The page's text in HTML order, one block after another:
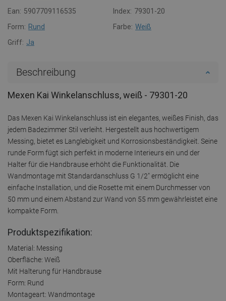
Ean: 5907709116535 Index: 79301-20
Form: Rund Farbe: Weiß
Griff: Ja
Beschreibung
Mexen Kai Winkelanschluss, weiß - 79301-20
Das Mexen Kai Winkelanschluss ist ein elegantes, weißes Finish, das
jedem Badezimmer Stil verleiht. Hergestellt aus hochwertigem
Messing, bietet es Langlebigkeit und Korrosionsbeständigkeit. Seine
runde Form fügt sich perfekt in moderne Interieurs ein und der
Halter für die Handbrause erhöht die Funktionalität. Die
Wandmontage mit Standardanschluss G 1/2" ermöglicht eine
einfache Installation, und die Rosette mit einem Durchmesser von
50 mm und einem Abstand zur Wand von 55 mm gewährleistet eine
kompakte Form.
Produktspezifikation:
Material: Messing
Oberfläche: Weiß
Mit Halterung für Handbrause
Form: Rund
Montageart: Wandmontage